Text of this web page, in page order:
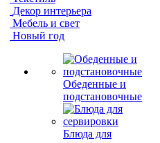
Декор интерьера
Мебель и свет
Новый год
Обеденные и
подстановочные
Блюда для